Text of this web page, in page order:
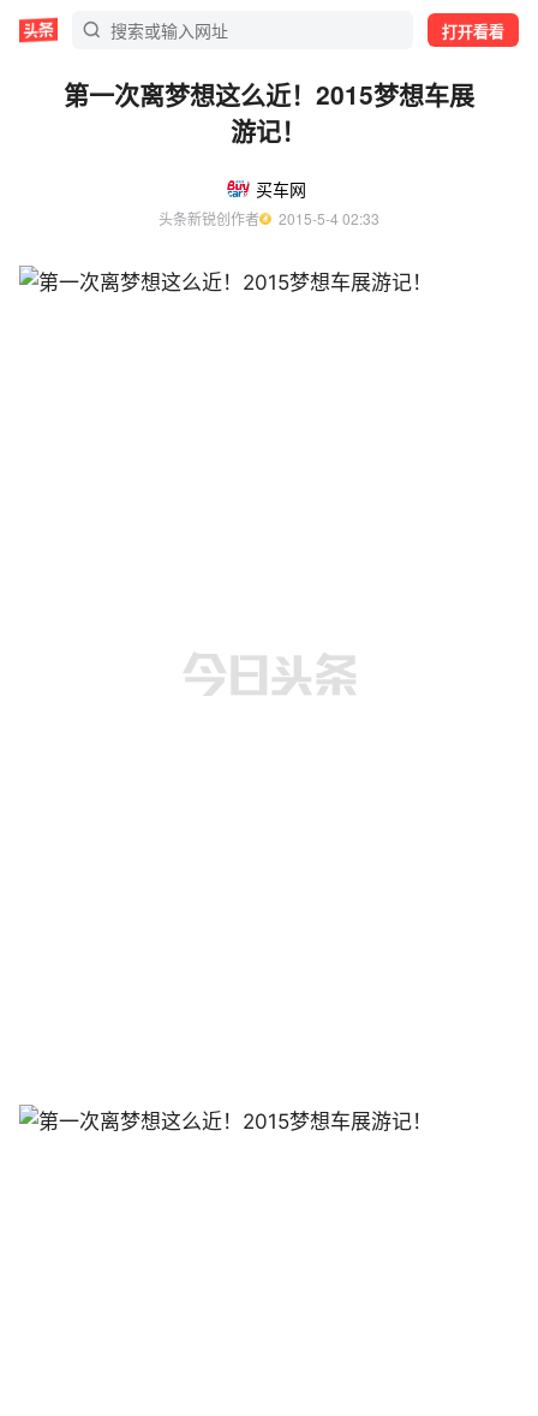
打开看看
第一次离梦想这么近！2015梦想车展
游记！
买车网
头条新锐创作者
  2015-5-4 02:33